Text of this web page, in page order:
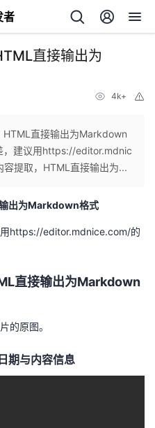
者
直接输出为
4k+
HTML直接输出为Markdown
，建议用https://editor.mdnic
提取，HTML直接输出为...
出为Markdown格式
https://editor.mdnice.com/的
直接输出为Markdown
的原图。
期与内容信息